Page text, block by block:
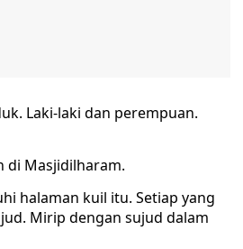
Laki-laki dan perempuan.
di Masjidilharam.
halaman kuil itu. Setiap yang
Mirip dengan sujud dalam